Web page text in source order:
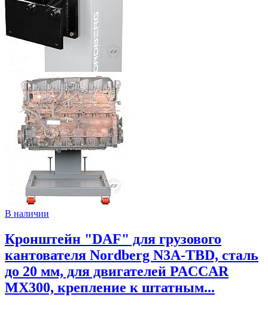
В наличии
Кронштейн "DAF" для грузового
кантователя Nordberg N3A-TBD, сталь
до 20 мм, для двигателей PACCAR
MX300, крепление к штатным...